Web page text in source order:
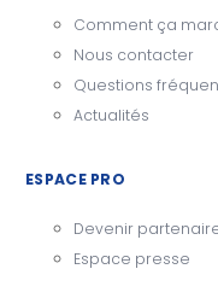
Comment ça
Nous contacter
Questions
Actualités
ESPACE PRO
Devenir
Espace presse